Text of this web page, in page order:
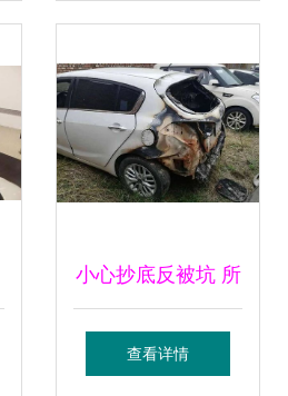
小心抄底反被坑 所
谓的“准新车”能不
查看详情